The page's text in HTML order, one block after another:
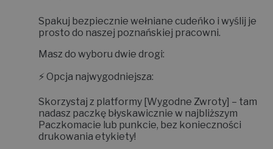
Spakuj bezpiecznie wełniane cudeńko i wyślij je
prosto do naszej poznańskiej pracowni.
Masz do wyboru dwie drogi:
⚡ Opcja najwygodniejsza:
Skorzystaj z platformy [Wygodne Zwroty] – tam
nadasz paczkę błyskawicznie w najbliższym
Paczkomacie lub punkcie, bez konieczności
drukowania etykiety!